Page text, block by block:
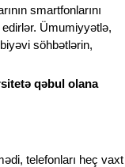
smartfonlarını
Ümumiyyətlə,
söhbətlərin,
qəbul olana
telefonları heç vaxt